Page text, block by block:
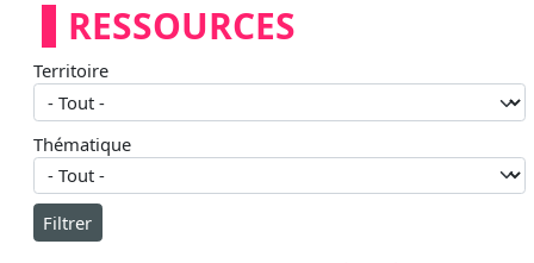
RESSOURCES
Territoire
Thématique